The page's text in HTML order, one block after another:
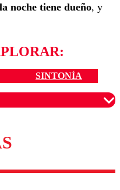
la noche tiene dueño, y
SINTONÍA
para garantizar un